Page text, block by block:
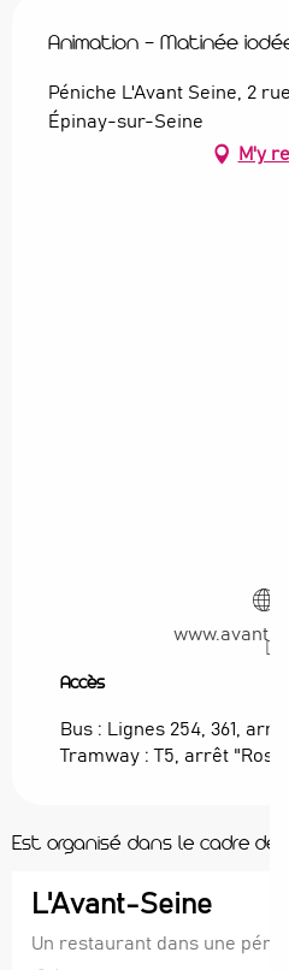
Animation - Matinée
Péniche L'Avant Seine, 2
Épinay-sur-Seine
M'y
www.avant-
Accès
Accès
Bus : Lignes 254, 361,
Tramway : T5, arrêt
Est organisé dans le cadre de ...
L'Avant-Seine
Un restaurant dans une